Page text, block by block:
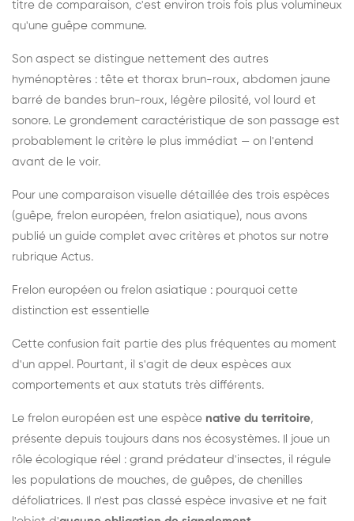
titre de comparaison, c'est environ trois fois plus volumineux
qu'une guêpe commune.
Son aspect se distingue nettement des autres
hyménoptères : tête et thorax brun-roux, abdomen jaune
barré de bandes brun-roux, légère pilosité, vol lourd et
sonore. Le grondement caractéristique de son passage est
probablement le critère le plus immédiat — on l'entend
avant de le voir.
Pour une comparaison visuelle détaillée des trois espèces
(guêpe, frelon européen, frelon asiatique), nous avons
publié un guide complet avec critères et photos sur notre
rubrique Actus.
Frelon européen ou frelon asiatique : pourquoi cette
distinction est essentielle
Cette confusion fait partie des plus fréquentes au moment
d'un appel. Pourtant, il s'agit de deux espèces aux
comportements et aux statuts très différents.
Le frelon européen est une espèce native du territoire,
présente depuis toujours dans nos écosystèmes. Il joue un
rôle écologique réel : grand prédateur d'insectes, il régule
les populations de mouches, de guêpes, de chenilles
défoliatrices. Il n'est pas classé espèce invasive et ne fait